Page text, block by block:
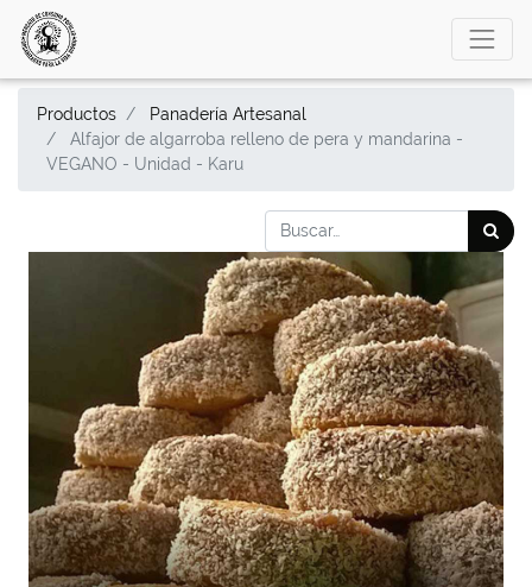
Productos
Panadería Artesanal
Alfajor de algarroba relleno de pera y mandarina -
VEGANO - Unidad - Karu